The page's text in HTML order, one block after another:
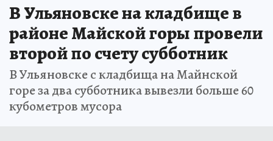
В Ульяновске на кладбище в
районе Майской горы провели
второй по счету субботник
В Ульяновске с кладбища на Майнской
горе за два субботника вывезли больше 60
кубометров мусора